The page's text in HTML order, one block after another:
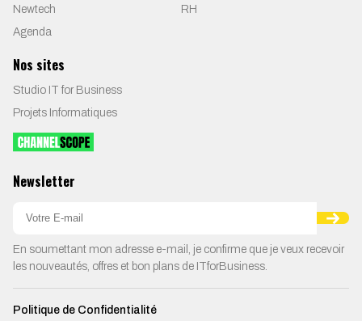
Newtech
RH
Agenda
Nos sites
Studio IT for Business
Projets Informatiques
Newsletter
En soumettant mon adresse e-mail, je confirme que je veux recevoir
les nouveautés, offres et bon plans de ITforBusiness.
Politique de Confidentialité